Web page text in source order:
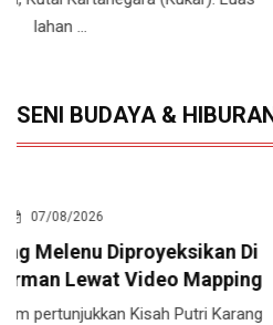
Dok. Humas Demokrat
SENI BUDAYA &
Dua Lagu Karya
Mayjen TNI Krido
Competition